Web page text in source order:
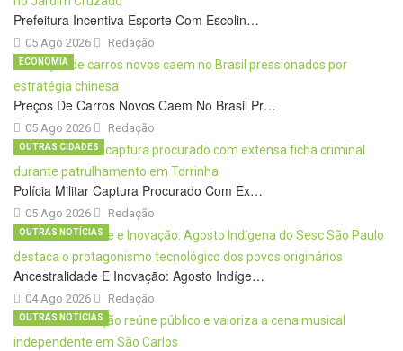
Prefeitura Incentiva Esporte Com Escolin…
05 Ago 2026 Redação
Preços De Carros Novos Caem No Brasil Pr…
05 Ago 2026
ECONOMIA
Redação
Polícia Militar Captura Procurado Com Ex…
05 Ago 2026
OUTRAS CIDADES
Redação
Ancestralidade E Inovação: Agosto Indíge…
04 Ago 2026
OUTRAS NOTÍCIAS
Redação
OUTRAS NOTÍCIAS